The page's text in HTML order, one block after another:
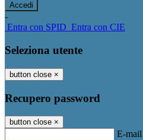
-
Entra con SPID Entra con CIE
Seleziona utente
button close ×
Recupero password
button close ×
E-mail